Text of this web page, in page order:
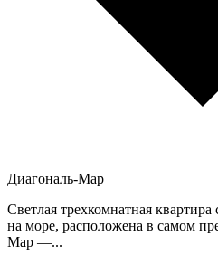
Диагональ-Мар
Светлая трехкомнатная
на море, расположена в самом
Мар —...